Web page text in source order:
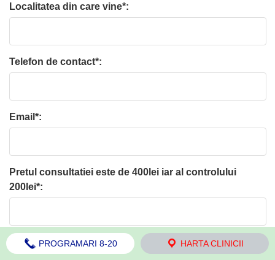
Localitatea din care vine*:
Telefon de contact*:
Email*:
Pretul consultatiei este de 400lei iar al controlului
200lei*:
Motivele solicitarii consultatiei*:
PROGRAMARI 8-20 HARTA CLINICII